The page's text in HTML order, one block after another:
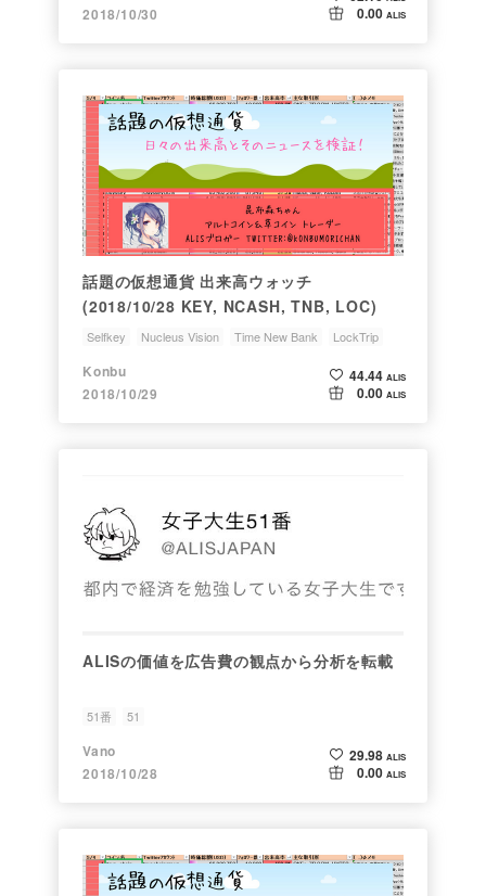
2018/10/30
0.00 ALIS
話題の仮想通貨 出来高ウォッチ
(2018/10/28 KEY, NCASH, TNB, LOC)
Selfkey Nucleus Vision Time New Bank
LockTrip
51番
Konbu
2018/10/29
44.44 ALIS
0.00 ALIS
ALISの価値を広告費の観点から分析を転載
51番 51
Vano
2018/10/28
29.98 ALIS
0.00 ALIS